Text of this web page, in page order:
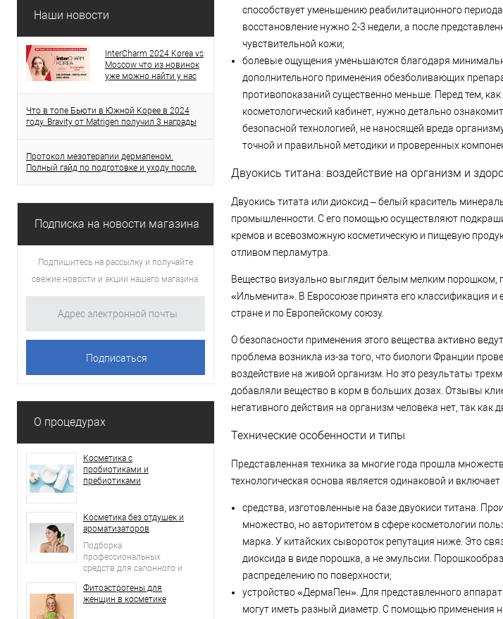
Наши новости
InterCharm 2024 Korea vs
Moscow что из новинок
уже можно найти у нас
Что в топе Бьюти в Южной Корее в 2024
году. Bravity от Matrigen получил 3 награды
Протокол мезотерапии дермапеном.
Полный гайд по подготовке и уходу после.
Подписка на новости магазина
Подпишитесь на рассылку и получайте
свежие новости и акции нашего магазина.
О процедурах
Косметика с
пробиотиками и
пребиотиками
Косметика без отдушек и
ароматизаторов
Подборка
профессиональных
средств для салонного и
Фитоэстрогены для
женщин в косметике
способствует уменьшению реабилитационного
восстановление нужно 2-3 недели, а после
чувствительной кожи;
болевые ощущения уменьшаются благодаря
дополнительного применения обезболивающих
противопоказаний существенно меньше. Перед тем,
косметологический кабинет, нужно детально
безопасной технологией, не наносящей вреда
точной и правильной методики и проверенных
Двуокись титана: воздействие на организм и
Двуокись титата или диоксид – белый краситель
промышленности. С его помощью осуществляют
кремов и всевозможную косметическую и пищевую
отливом перламутра.
Вещество визуально выглядит белым мелким порошком,
«Ильменита». В Евросоюзе принята его классификация и
стране и по Европейскому союзу.
О безопасности применения этого вещества активно
проблема возникла из-за того, что биологи Франции
воздействие на живой организм. Но это результаты
добавляли вещество в корм в больших дозах. Отзывы
негативного действия на организм человека нет, так как
Технические особенности и типы
Представленная техника за многие года прошла
технологическая основа является одинаковой и включает
средства, изготовленные на базе двуокиси титана.
множество, но авторитетом в сфере косметологии
марка. У китайских сывороток репутация ниже. Это
диоксида в виде порошка, а не эмульсии.
распределению по поверхности;
устройство «ДермаПен». Для представленного
могут иметь разный диаметр. С помощью применения